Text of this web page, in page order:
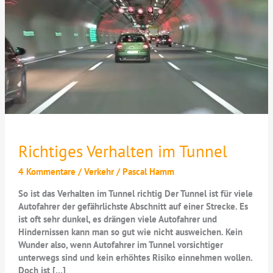
Richtiges Verhalten im Tunnel
4 Kommentare /Verkehr/Pascal Hamm
So ist das Verhalten im Tunnel richtig Der Tunnel ist für viele
Autofahrer der gefährlichste Abschnitt auf einer Strecke. Es
ist oft sehr dunkel, es drängen viele Autofahrer und
Hindernissen kann man so gut wie nicht ausweichen. Kein
Wunder also, wenn Autofahrer im Tunnel vorsichtiger
unterwegs sind und kein erhöhtes Risiko einnehmen wollen.
Doch ist […]